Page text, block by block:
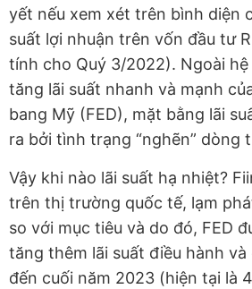
yết nếu xem xét trên bình diện
suất lợi nhuận trên vốn đầu tư
tính cho Quý 3/2022). Ngoài
tăng lãi suất nhanh và mạnh
bang Mỹ (FED), mặt bằng lãi
ra bởi tình trạng “nghẽn” dòng
Vậy khi nào lãi suất hạ nhiệt?
trên thị trường quốc tế, lạm
so với mục tiêu và do đó, FED
tăng thêm lãi suất điều hành và
đến cuối năm 2023 (hiện tại là